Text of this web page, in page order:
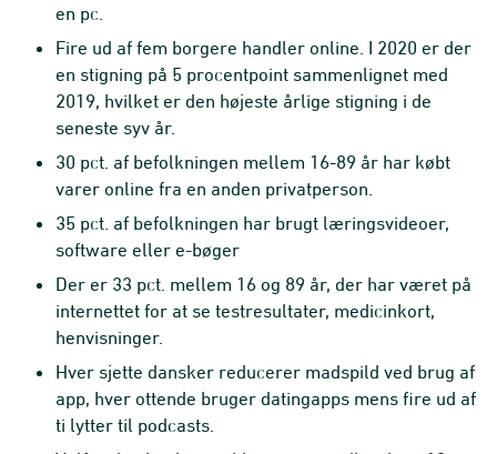
en pc.
Fire ud af fem borgere handler online. I 2020 er der
en stigning på 5 procentpoint sammenlignet med
2019, hvilket er den højeste årlige stigning i de
seneste syv år.
30 pct. af befolkningen mellem 16-89 år har købt
varer online fra en anden privatperson.
35 pct. af befolkningen har brugt læringsvideoer,
software eller e-bøger
Der er 33 pct. mellem 16 og 89 år, der har været på
internettet for at se testresultater, medicinkort,
henvisninger.
Hver sjette dansker reducerer madspild ved brug af
app, hver ottende bruger datingapps mens fire ud af
ti lytter til podcasts.